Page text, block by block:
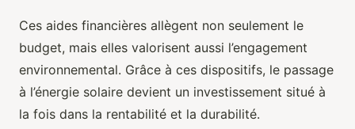
Ces aides financières allègent non seulement le
budget, mais elles valorisent aussi l’engagement
environnemental. Grâce à ces dispositifs, le passage
à l’énergie solaire devient un investissement situé à
la fois dans la rentabilité et la durabilité.